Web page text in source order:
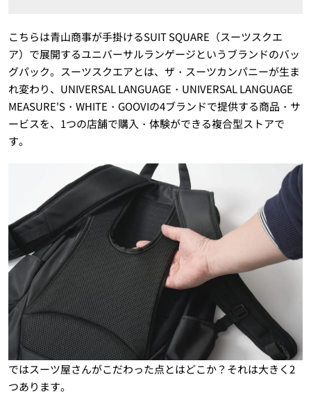
こちらは青山商事が手掛けるSUIT SQUARE（スーツスクエ
ア）で展開するユニバーサルランゲージというブランドのバッ
グパック。スーツスクエアとは、ザ・スーツカンパニーが生ま
れ変わり、UNIVERSAL LANGUAGE・UNIVERSAL LANGUAGE
MEASURE'S・WHITE・GOOVIの4ブランドで提供する商品・サ
ービスを、1つの店舗で購入・体験ができる複合型ストアで
す。
ではスーツ屋さんがこだわった点とはどこか？それは大きく2
つあります。